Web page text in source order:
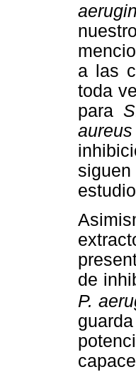
a las
toda
para
aureus
de
P.